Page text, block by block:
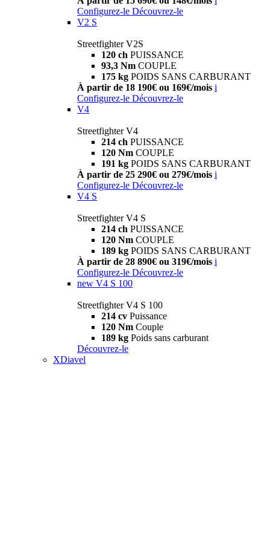
Configurez-le Découvrez-le
V2 S
Streetfighter V2S
120 ch PUISSANCE
93,3 Nm COUPLE
175 kg POIDS SANS CARBURANT
À partir de 18 190€ ou 169€/mois i
Configurez-le Découvrez-le
V4
Streetfighter V4
214 ch PUISSANCE
120 Nm COUPLE
191 kg POIDS SANS CARBURANT
À partir de 25 290€ ou 279€/mois i
Configurez-le Découvrez-le
V4 S
Streetfighter V4 S
214 ch PUISSANCE
120 Nm COUPLE
189 kg POIDS SANS CARBURANT
À partir de 28 890€ ou 319€/mois i
Configurez-le Découvrez-le
new V4 S 100
Streetfighter V4 S 100
214 cv Puissance
120 Nm Couple
189 kg Poids sans carburant
Découvrez-le
XDiavel